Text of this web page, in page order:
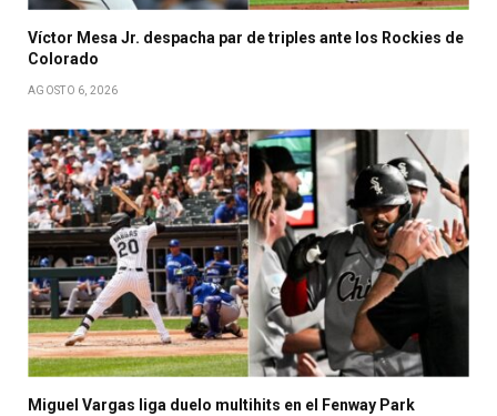
Víctor Mesa Jr. despacha par de triples ante los Rockies de
Colorado
AGOSTO 6, 2026
Miguel Vargas liga duelo multihits en el Fenway Park